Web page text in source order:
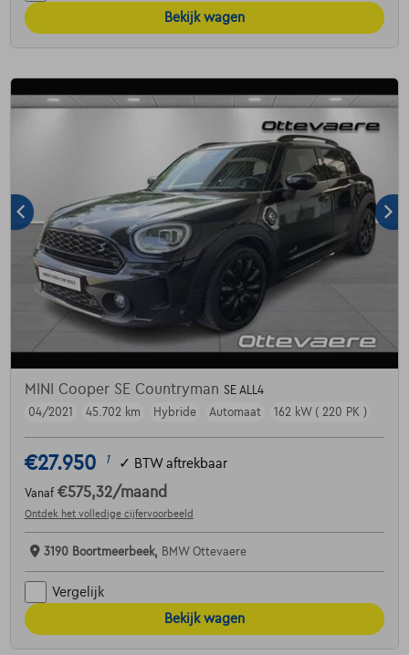
Bekijk wagen
MINI Cooper SE Countryman SE ALL4
04/2021
45.702 km Hybride Automaat 162 kW ( 220 PK )
€27.950 1 ✓ BTW aftrekbaar
Vanaf €575,32/maand
Ontdek het volledige cijfervoorbeeld
3190 Boortmeerbeek, BMW Ottevaere
Vergelijk
Bekijk wagen